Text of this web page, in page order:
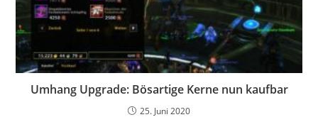
Umhang Upgrade: Bösartige Kerne nun kaufbar
25. Juni 2020